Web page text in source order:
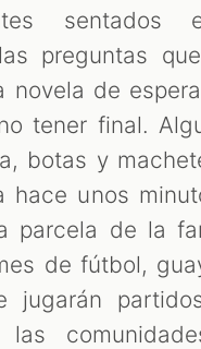
sentados
preguntas
novela de
tener final.
botas y
hace unos
parcela de la
de fútbol,
jugarán